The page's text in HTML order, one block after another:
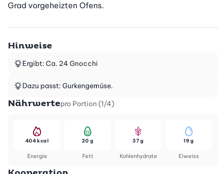
Grad vorgeheizten Ofens.
Hinweise
Ergibt: Ca. 24 Gnocchi
Dazu passt: Gurkengemüse.
Nährwertepro Portion (1/4)
Energie
404 kcal
Fett
20 g
Kohlenhydrate
37 g
Eiweiss
19 g